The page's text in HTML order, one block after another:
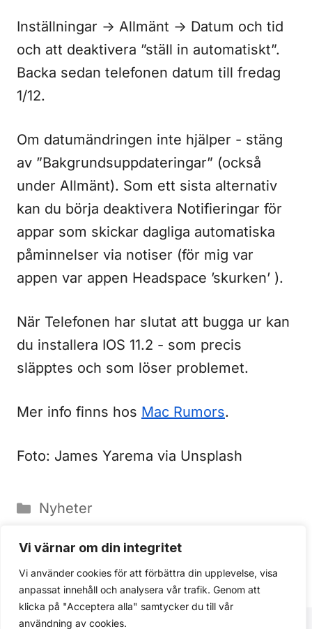
Vi värnar om din integritet
Vi använder cookies för att förbättra din upplevelse, visa
anpassat innehåll och analysera vår trafik. Genom att
klicka på "Acceptera alla" samtycker du till vår
användning av cookies.
Inställningar -> Allmänt -> Datum och tid
och att deaktivera ”ställ in automatiskt”.
Backa sedan telefonen datum till fredag
1/12.
Om datumändringen inte hjälper - stäng
av ”Bakgrundsuppdateringar” (också
under Allmänt). Som ett sista alternativ
kan du börja deaktivera Notifieringar för
appar som skickar dagliga automatiska
påminnelser via notiser (för mig var
appen var appen Headspace ’skurken’ ).
När Telefonen har slutat att bugga ur kan
du installera IOS 11.2 - som precis
släpptes och som löser problemet.
Mer info finns hos Mac Rumors.
Foto: James Yarema via Unsplash
Kategorier
Nyheter
Säker övervakningskamera för
hemmet?